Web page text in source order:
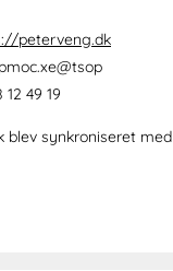
peterveng.dk
post@
ex.com
49 19
blev synkroniseret med